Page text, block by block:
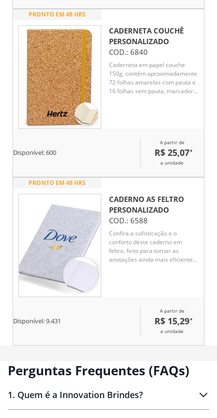
PRONTO EM 48 HRS
CADERNETA COUCHÊ
PERSONALIZADO
COD.: 6840
Caderneta em papel couche
150g, contém aproximadamente
72 folhas amarelas com pauta e
16 folhas sem pauta, marcador
Disponível:600
A partir de
R$ 25,07*
a unidade
PRONTO EM 48 HRS
CADERNO A5 FELTRO
PERSONALIZADO
COD.: 6588
Confira a sofisticação e o
conforto deste caderno em
feltro, feito para tornar as
anotações ainda mais eficientes
compromissos e inspirações.
Disponível:9.431
A partir de
R$ 15,29*
a unidade
Perguntas Frequentes (FAQs)
1. Quem é a Innovation Brindes?